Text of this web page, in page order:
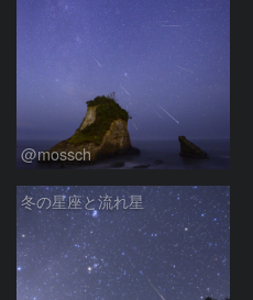
@mossch
冬の星座と流れ星